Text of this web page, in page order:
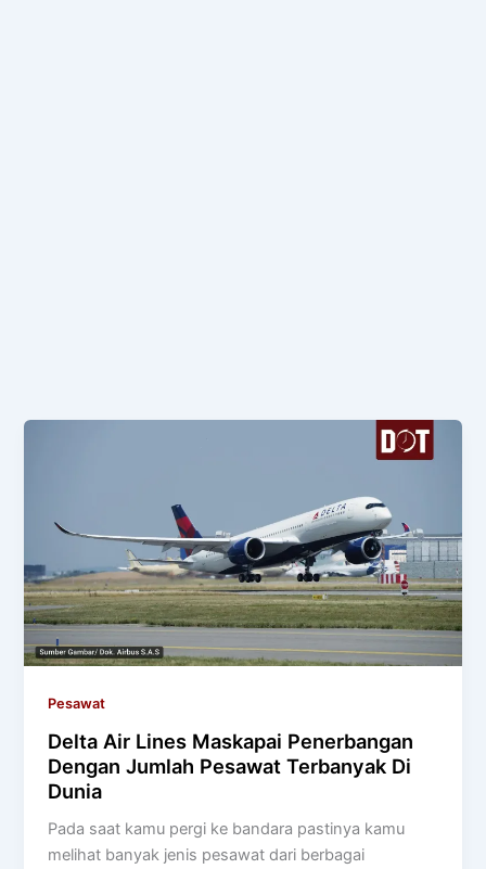
Pesawat
Delta Air Lines Maskapai Penerbangan
Dengan Jumlah Pesawat Terbanyak Di
Dunia
Pada saat kamu pergi ke bandara pastinya kamu
melihat banyak jenis pesawat dari berbagai